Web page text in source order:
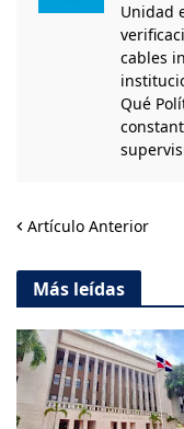
Unidad
cables
Qué
Artículo Anterior
Más leídas